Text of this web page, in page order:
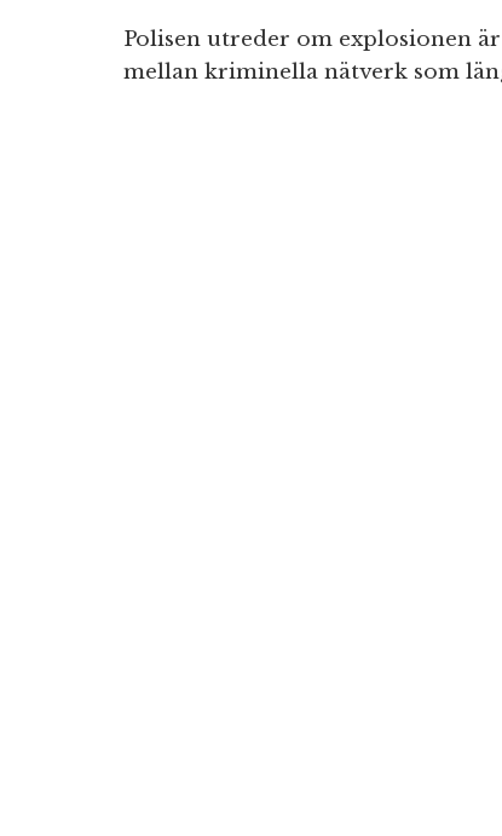
Polisen utreder om explosionen
mellan kriminella nätverk som